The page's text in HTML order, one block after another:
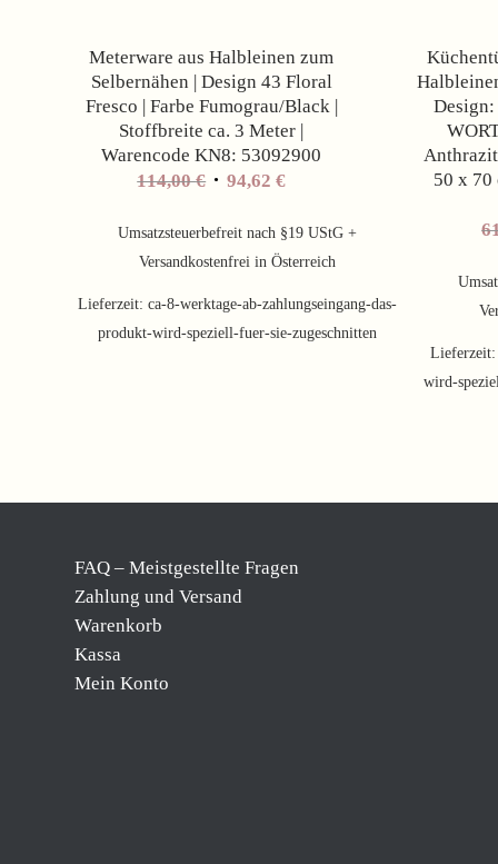
Meterware aus Halbleinen zum
Selbernähen | Design 43 Floral
Fresco | Farbe Fumograu/Black |
Stoffbreite ca. 3 Meter |
Warencode KN8: 53092900
114,00€ Ursprünglicher
war:
114,00 €
94,62€Aktueller
ist:
94,62 €.
Umsatzsteuerbefreit nach §19 UStG +
Versandkostenfrei in Österreich
Lieferzeit:ca-8-werktage-ab-zahlungseingang-das-
produkt-wird-speziell-fuer-sie-zugeschnitten
Design:
50 x 70
wird-
FAQ – Meistgestellte Fragen
Zahlung und Versand
Warenkorb
Kassa
Mein Konto